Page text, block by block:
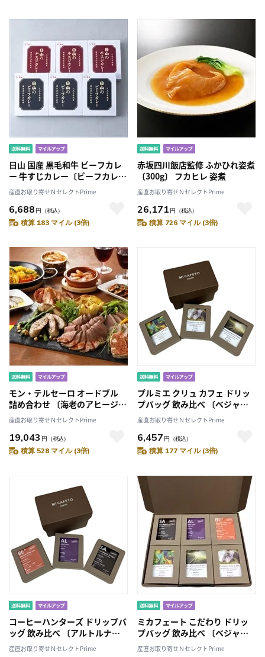
日山 国産 黒毛和牛 ビーフカレ
ー 牛すじカレー〔ビーフカレー
200g×3箱、牛すじカレー
200g×3箱〕
産直お取り寄せＮセレクトPrime
6,688 円 （税込）
積算 183 マイル (3倍)
赤坂四川飯店監修 ふかひれ姿煮
〔300g〕 フカヒレ 姿煮
産直お取り寄せＮセレクトPrime
26,171 円 （税込）
積算 726 マイル (3倍)
モン・テルセーロ オードブル
詰め合わせ 〔海老のアヒージョ
95g、イベリコ豚ベーコン、バ
スク風テリーヌ ほか全11種〕
産直お取り寄せＮセレクトPrime
19,043 円 （税込）
積算 528 マイル (3倍)
プルミエ クリュ カフェ ドリッ
プバッグ 飲み比べ 〔ベジャビ
スタ・ブルーマウンテン・ドン
カ トラディショナル 各10g×5
袋〕
産直お取り寄せＮセレクトPrime
6,457 円 （税込）
積算 177 マイル (3倍)
コーヒーハンターズ ドリップバ
ッグ 飲み比べ 〔アルトルナ・
サン ミゲル アンティグア・ブ
産直お取り寄せＮセレクトPrime
ミカフェート こだわり ドリッ
プバッグ 飲み比べ 〔ベジャビ
スタ ブルーマウンテン アルト
産直お取り寄せＮセレクトPrime